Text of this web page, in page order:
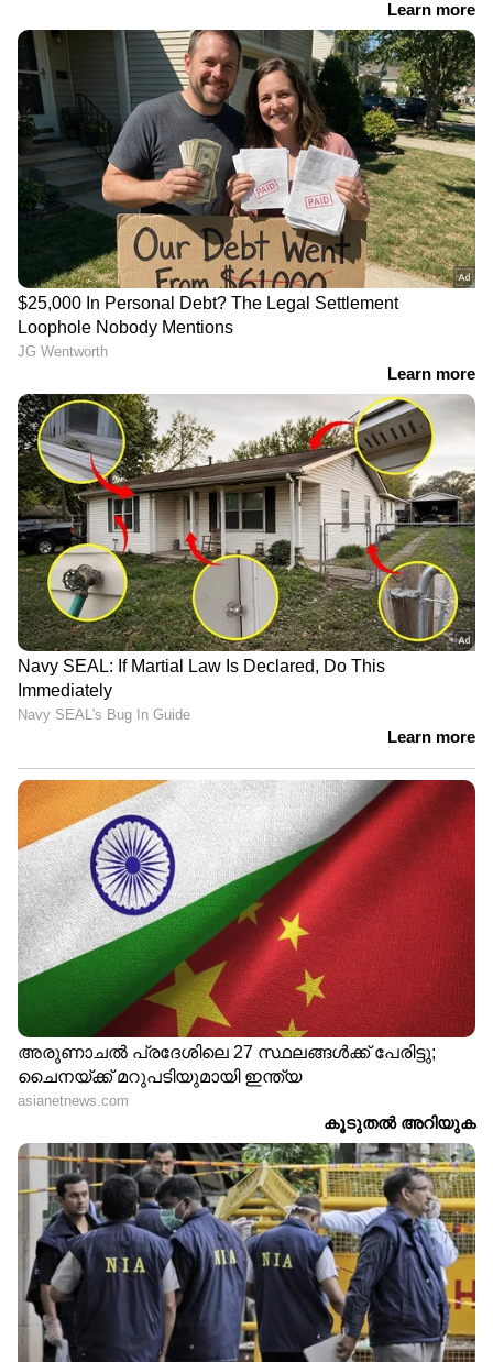
RECOMMENDED STORIES
എരിമയൂരിൽ നിയന്ത്രണം
വിട്ട ബൈക്ക്
അപകടം; രണ്ട്
യുവാക്കൾക്ക്
ദാരുണാന്ത്യം
എത്തിച്ച് പീഡനം; പിന്നിൽ
വൻ റാക്കറ്റ്, രണ്ട്
സ്ത്രീകൾ മരട്
പൊലീസിന്‍റെ പിടിയിൽ
തിരുവനന്തപുരത്ത് 10
വയസ്സുകാരൻ ലൈംഗിക
പീഡനത്തിന്
ഇരയായതായി പരാതി;
അന്വേഷണം തുടങ്ങി
പൊലീസ്
മന്ത്രിമാരുടെ വകുപ്പ്
വിഭജനം: വിജ്ഞാപനം
നീളുന്നു, ഫിഷറീസ് ലീഗിന്
നൽകുന്നതിൽ
LATEST VIDEOS
പൊലീസിനെ വട്ടംചുറ്റിച്ച് അര്‍ജുന്‍
ആയങ്കി; ഒളിവിലിരുന്ന് പൊലീസിന്
പരിഹാസം | Arjun Aayanki | Police
കണ്ണൂരിലെ കുപ്രസിദ്ധ ഗുണ്ടാ
നേതാവ് കല്ല് ജംഷിക്കെതിരെ കാപ്പ
ചുമത്തി പൊലീസ് | Kannur | KAAPA
case